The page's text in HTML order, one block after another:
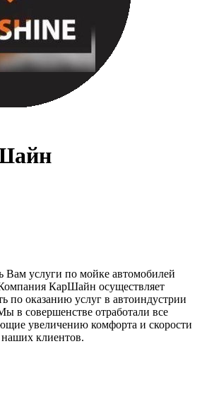
Вам услуги по мойке автомобилей
КарШайн осуществляет
по оказанию услуг в автоиндустрии
в совершенстве отработали все
увеличению комфорта и скорости
клиентов.